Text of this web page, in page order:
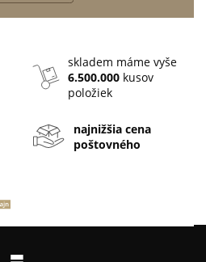
skladem máme vyše
6.500.000 kusov
položiek
najnižšia cena
poštovného